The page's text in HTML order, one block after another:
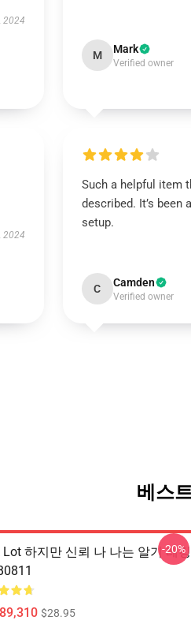
2024
M Mark
Verified owner
2024
Such a helpful item
described. It’s been
setup.
C Camden
Verified owner
베스
Lot 하지만 신뢰 나 나는 알기 레깅
$28.95
-20%